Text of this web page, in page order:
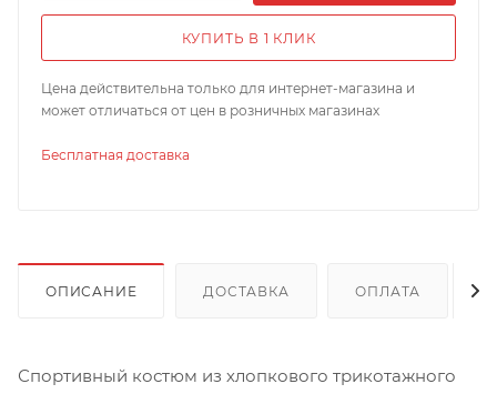
КУПИТЬ В 1 КЛИК
Цена действительна только для интернет-магазина и
может отличаться от цен в розничных магазинах
Бесплатная доставка
ОПИСАНИЕ ДОСТАВКА ОПЛАТА
Спортивный костюм из хлопкового трикотажного